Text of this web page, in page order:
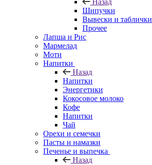
Назад
Шипучки
Вывески и таблички
Прочее
Лапша и Рис
Мармелад
Моти
Напитки
Назад
Напитки
Энергетики
Кокосовое молоко
Кофе
Напитки
Чай
Орехи и семечки
Пасты и намазки
Печенье и выпечка
Назад